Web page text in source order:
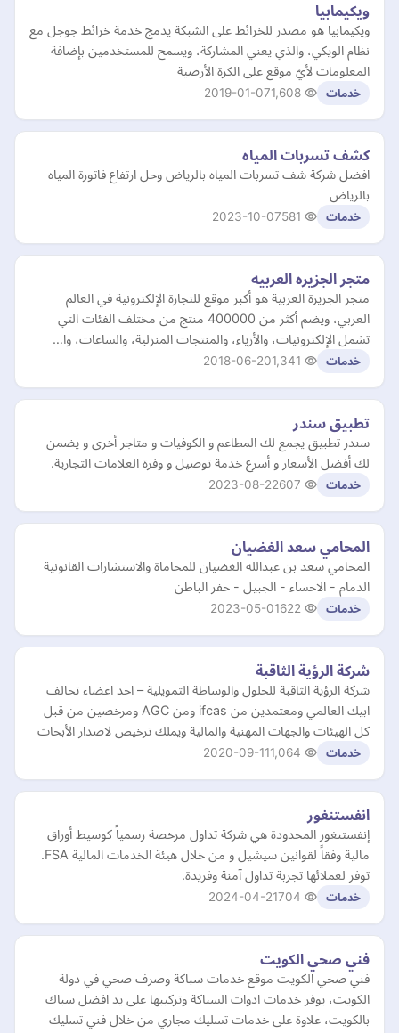
ويكيمابيا
ويكيمابيا هو مصدر للخرائط على الشبكة يدمج خدمة خرائط جوجل مع
نظام الويكي، والذي يعني المشاركة، ويسمح للمستخدمين بإضافة
المعلومات لأيّ موقع على الكرة الأرضية
خدمات 2019-01-07
كشف تسربات المياه
افضل شركة شف تسربات المياه بالرياض وحل ارتفاع فاتورة المياه
بالرياض
خدمات 2023-10-07
متجر الجزيره العربيه
متجر الجزيرة العربية هو أكبر موقع للتجارة الإلكترونية في العالم
العربي، ويضم أكثر من 400000 منتج من مختلف الفئات التي
تشمل الإلكترونيات، والأزياء، والمنتجات المنزلية، والساعات، وا…
خدمات 2018-06-20
تطبيق سندر
سندر تطبيق يجمع لك المطاعم و الكوفيات و متاجر أخرى و يضمن
لك أفضل الأسعار و أسرع خدمة توصيل و وفرة العلامات التجارية.
خدمات 2023-08-22
المحامي سعد الغضيان
المحامي سعد بن عبدالله الغضيان للمحاماة والاستشارات القانونية
الدمام - الاحساء - الجبيل - حفر الباطن
خدمات 2023-05-01
شركة الرؤية الثاقبة
شركة الرؤية الثاقبة للحلول والوساطة التمويلية – احد اعضاء تحالف
ابيك العالمي ومعتمدين من ifcas ومن AGC ومرخصين من قبل
كل الهيئات والجهات المهنية والمالية ويملك ترخيص لاصدار الأبحاث
خدمات 2020-09-11
انفستنغور
إنفستنغور المحدودة هي شركة تداول مرخصة رسمياً كوسيط أوراق
مالية وفقاً لقوانين سيشيل و من خلال هيئة الخدمات المالية FSA.
توفر لعملائها تجربة تداول آمنة وفريدة.
خدمات 2024-04-21
فني صحي الكويت
فني صحي الكويت موقع خدمات سباكة وصرف صحي في دولة
الكويت، يوفر خدمات ادوات السباكة وتركيبها على يد افضل سباك
بالكويت، علاوة على خدمات تسليك مجاري من خلال فني تسليك